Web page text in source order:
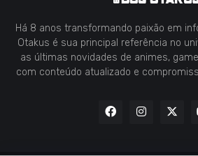
Há 8 anos transformando paixão em
Otakus é sua principal referência no
as últimas novidades de animes,
com conteúdo atualizado e